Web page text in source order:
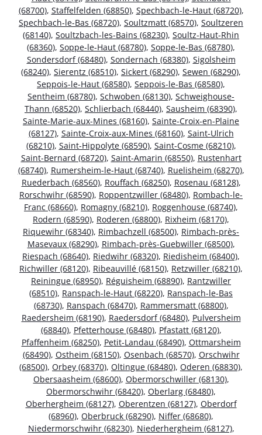
(68700), Staffelfelden (68850), Spechbach-le-Haut (68720),
Spechbach-le-Bas (68720), Soultzmatt (68570), Soultzeren
(68140), Soultzbach-les-Bains (68230), Soultz-Haut-Rhin
(68360), Soppe-le-Haut (68780), Soppe-le-Bas (68780),
Sondersdorf (68480), Sondernach (68380), Sigolsheim
(68240), Sierentz (68510), Sickert (68290), Sewen (68290),
Seppois-le-Haut (68580), Seppois-le-Bas (68580),
Sentheim (68780), Schwoben (68130), Schweighouse-
Thann (68520), Schlierbach (68440), Sausheim (68390),
Sainte-Marie-aux-Mines (68160), Sainte-Croix-en-Plaine
(68127), Sainte-Croix-aux-Mines (68160), Saint-Ulrich
(68210), Saint-Hippolyte (68590), Saint-Cosme (68210),
Saint-Bernard (68720), Saint-Amarin (68550), Rustenhart
(68740), Rumersheim-le-Haut (68740), Ruelisheim (68270),
Ruederbach (68560), Rouffach (68250), Rosenau (68128),
Rorschwihr (68590), Roppentzwiller (68480), Rombach-le-
Franc (68660), Romagny (68210), Roggenhouse (68740),
Rodern (68590), Roderen (68800), Rixheim (68170),
Riquewihr (68340), Rimbachzell (68500), Rimbach-près-
Masevaux (68290), Rimbach-près-Guebwiller (68500),
Riespach (68640), Riedwihr (68320), Riedisheim (68400),
Richwiller (68120), Ribeauvillé (68150), Retzwiller (68210),
Reiningue (68950), Réguisheim (68890), Rantzwiller
(68510), Ranspach-le-Haut (68220), Ranspach-le-Bas
(68730), Ranspach (68470), Rammersmatt (68800),
Raedersheim (68190), Raedersdorf (68480), Pulversheim
(68840), Pfetterhouse (68480), Pfastatt (68120),
Pfaffenheim (68250), Petit-Landau (68490), Ottmarsheim
(68490), Ostheim (68150), Osenbach (68570), Orschwihr
(68500), Orbey (68370), Oltingue (68480), Oderen (68830),
Obersaasheim (68600), Obermorschwiller (68130),
Obermorschwihr (68420), Oberlarg (68480),
Oberhergheim (68127), Oberentzen (68127), Oberdorf
(68960), Oberbruck (68290), Niffer (68680),
Niedermorschwihr (68230), Niederhergheim (68127),